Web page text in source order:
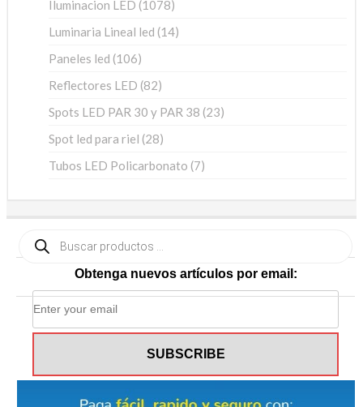
Iluminacion LED 1078
Luminaria Lineal led 1414
Paneles led 106106
Reflectores LED 8282
Spots LED PAR 30 y PAR 38 2323
Spot led para riel 2828
Tubos LED Policarbonato 77
productos
Obtenga nuevos artículos por email: